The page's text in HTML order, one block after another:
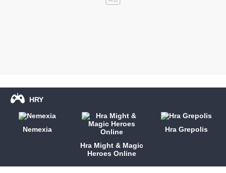
HRY
Nemexia
Hra Might & Magic
Heroes Online
Hra Grepolis